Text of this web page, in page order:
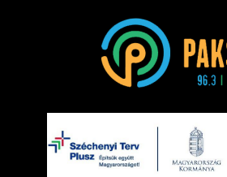
Paks FM